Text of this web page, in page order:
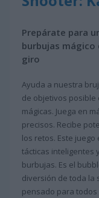
Prepárate para
burbujas mágico
giro
Ayuda a nuestra
de objetivos
mágicas. Juega en
precisos. Recibe
los retos. Este
tácticas inteligentes
burbujas. Es el
diversión de toda la
pensado para